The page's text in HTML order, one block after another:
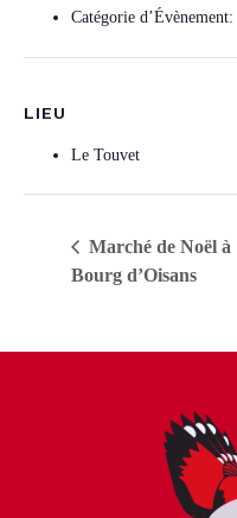
Catégorie d’Évènement:
LIEU
Le Touvet
Marché de Noël à
Bourg d’Oisans